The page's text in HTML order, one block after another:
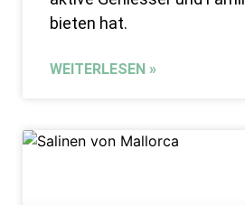
bieten hat.
WEITERLESEN »